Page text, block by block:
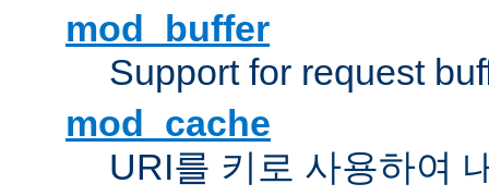
mod_buffer
Support for request
mod_cache
URI를 키로 사용하여